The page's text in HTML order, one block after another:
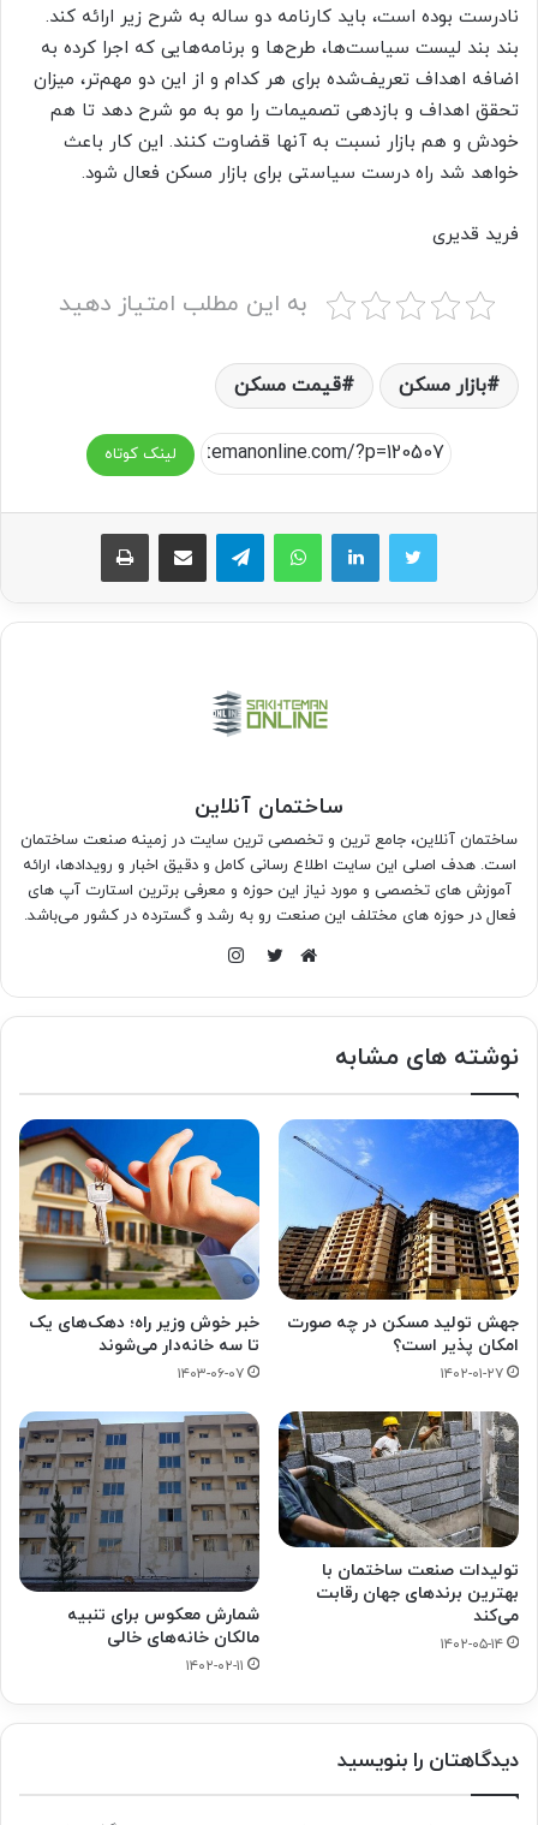
نادرست بوده است، باید کارنامه دو ساله به شرح زیر ارائه کند.
بند بند لیست سیاست‌‌‌ها، طرح‌‌‌ها و برنامه‌‌‌هایی که اجرا کرده به
اضافه اهداف تعریف‌شده برای هر کدام و از این دو مهم‌تر، میزان
تحقق اهداف و بازدهی تصمیمات را مو به مو شرح دهد تا هم
خودش و هم بازار نسبت به آنها قضاوت کنند. این کار باعث
خواهد شد راه درست سیاستی برای بازار مسکن فعال شود.
فرید قدیری
به این مطلب امتیاز دهید
بازار مسکن قیمت مسکن
لینک کوتاه
واتس آپ تلگرام اشتراک گذاری از طریق ایمیل چاپ
ساختمان آنلاین
ساختمان آنلاین، جامع ترین و تخصصی ترین سایت در زمینه صنعت ساختمان
است. هدف اصلی این سایت اطلاع رسانی کامل و دقیق اخبار و رویدادها، ارائه
آموزش های تخصصی و مورد نیاز این حوزه و معرفی برترین استارت آپ های
فعال در حوزه های مختلف این صنعت رو به رشد و گسترده در کشور می‌باشد.
نوشته های مشابه
جهش تولید مسکن در چه صورت
امکان پذیر است؟
۱۴۰۲-۰۱-۲۷
خبر خوش وزیر راه؛ دهک‌های یک
تا سه خانه‌دار می‌شوند
۱۴۰۳-۰۶-۰۷
تولیدات صنعت ساختمان با
بهترین برندهای جهان رقابت
می‌کند
۱۴۰۲-۰۵-۱۴
شمارش معکوس برای تنبیه
مالکان خانه‌های خالی
۱۴۰۲-۰۲-۱۱
دیدگاهتان را بنویسید